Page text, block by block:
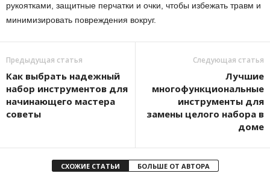
рукоятками, защитные перчатки и очки, чтобы избежать травм и
минимизировать повреждения вокруг.
Предыдущая статья
Как выбрать надежный
набор инструментов для
начинающего мастера
советы
Следующая статья
Лучшие
многофункциональные
инструменты для
замены целого набора в
доме
СХОЖИЕ СТАТЬИ БОЛЬШЕ ОТ АВТОРА